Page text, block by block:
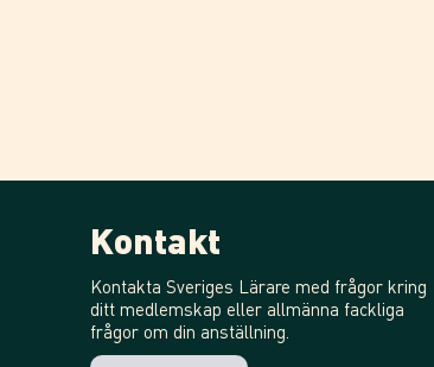
Kontakt
Kontakta Sveriges Lärare med frågor kring
ditt medlemskap eller allmänna fackliga
frågor om din anställning.